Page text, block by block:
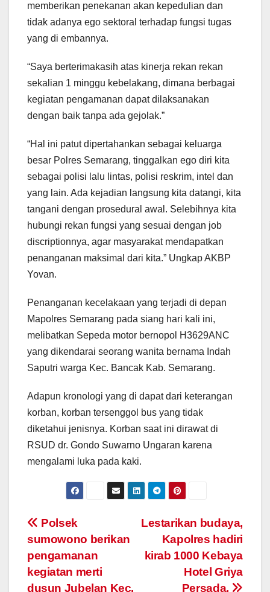
memberikan penekanan akan kepedulian dan
tidak adanya ego sektoral terhadap fungsi tugas
yang di embannya.
“Saya berterimakasih atas kinerja rekan rekan
sekalian 1 minggu kebelakang, dimana berbagai
kegiatan pengamanan dapat dilaksanakan
dengan baik tanpa ada gejolak.”
“Hal ini patut dipertahankan sebagai keluarga
besar Polres Semarang, tinggalkan ego diri kita
sebagai polisi lalu lintas, polisi reskrim, intel dan
yang lain. Ada kejadian langsung kita datangi, kita
tangani dengan prosedural awal. Selebihnya kita
hubungi rekan fungsi yang sesuai dengan job
discriptionnya, agar masyarakat mendapatkan
penanganan maksimal dari kita.” Ungkap AKBP
Yovan.
Penanganan kecelakaan yang terjadi di depan
Mapolres Semarang pada siang hari kali ini,
melibatkan Sepeda motor bernopol H3629ANC
yang dikendarai seorang wanita bernama Indah
Saputri warga Kec. Bancak Kab. Semarang.
Adapun kronologi yang di dapat dari keterangan
korban, korban tersenggol bus yang tidak
diketahui jenisnya. Korban saat ini dirawat di
RSUD dr. Gondo Suwarno Ungaran karena
mengalami luka pada kaki.
Post
navigation
Lestarikan budaya,
Kapolres hadiri
kirab 1000 Kebaya
Hotel Griya
Persada.
Polsek
sumowono berikan
pengamanan
kegiatan merti
dusun Jubelan Kec.